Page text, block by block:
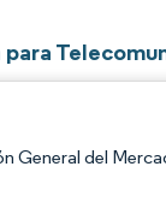
General del